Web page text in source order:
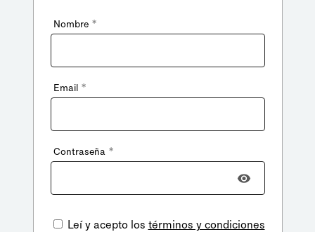
Nombre *
Email *
Contraseña *
Leí y acepto los términos y condiciones